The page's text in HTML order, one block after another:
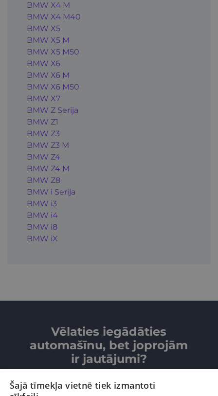
BMW X4 M
BMW X4 M40
BMW X5
BMW X5 M
BMW X5 M50
BMW X6
BMW X6 M
BMW X6 M50
BMW X7
BMW Z Serija
BMW Z1
BMW Z3
BMW Z3 M
BMW Z4
BMW Z4 M
BMW Z8
BMW i Serija
BMW i3
BMW i4
BMW i8
BMW iX
Vēlaties iegādāties
automašīnu, bet joprojām
ir jautājumi?
SAZINIETIES AR MUMS
Šajā tīmekļa vietnē tiek izmantoti